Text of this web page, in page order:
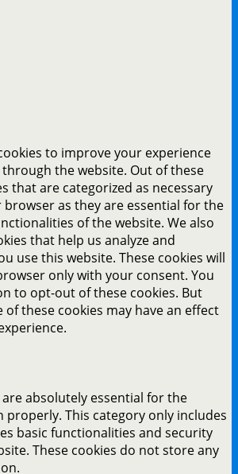
to improve your experience
the website. Out of these
that are categorized as necessary
as they are essential for the
of the website. We also
that help us analyze and
use this website. These cookies will
only with your consent. You
to opt-out of these cookies. But
these cookies may have an effect
are absolutely essential for the
This category only includes
basic functionalities and security
These cookies do not store any